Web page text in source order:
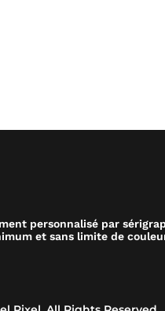
personnalisé par
et sans limite de